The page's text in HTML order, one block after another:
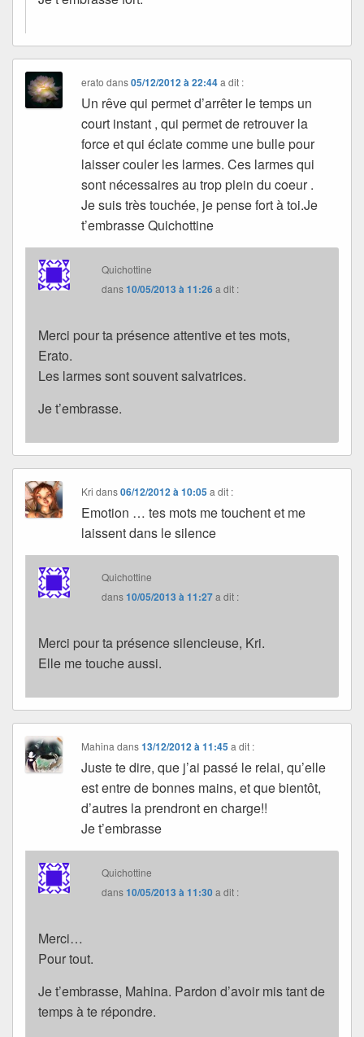
erato dans05/12/2012 à 22:44 a dit :
Un rêve qui permet d’arrêter le temps un
court instant , qui permet de retrouver la
force et qui éclate comme une bulle pour
laisser couler les larmes. Ces larmes qui
sont nécessaires au trop plein du coeur .
Je suis très touchée, je pense fort à toi.Je
t’embrasse Quichottine
Quichottine
dans10/05/2013 à 11:26a dit :
Merci pour ta présence attentive et tes mots,
Erato.
Les larmes sont souvent salvatrices.
Je t’embrasse.
Kri dans06/12/2012 à 10:05 a dit :
Emotion … tes mots me touchent et me
laissent dans le silence
Quichottine
dans10/05/2013 à 11:27a dit :
Merci pour ta présence silencieuse, Kri.
Elle me touche aussi.
Mahina dans13/12/2012 à 11:45 a dit :
Juste te dire, que j’ai passé le relai, qu’elle
est entre de bonnes mains, et que bientôt,
d’autres la prendront en charge!!
Je t’embrasse
Quichottine
dans10/05/2013 à 11:30a dit :
Merci…
Pour tout.
Je t’embrasse, Mahina. Pardon d’avoir mis tant de
temps à te répondre.